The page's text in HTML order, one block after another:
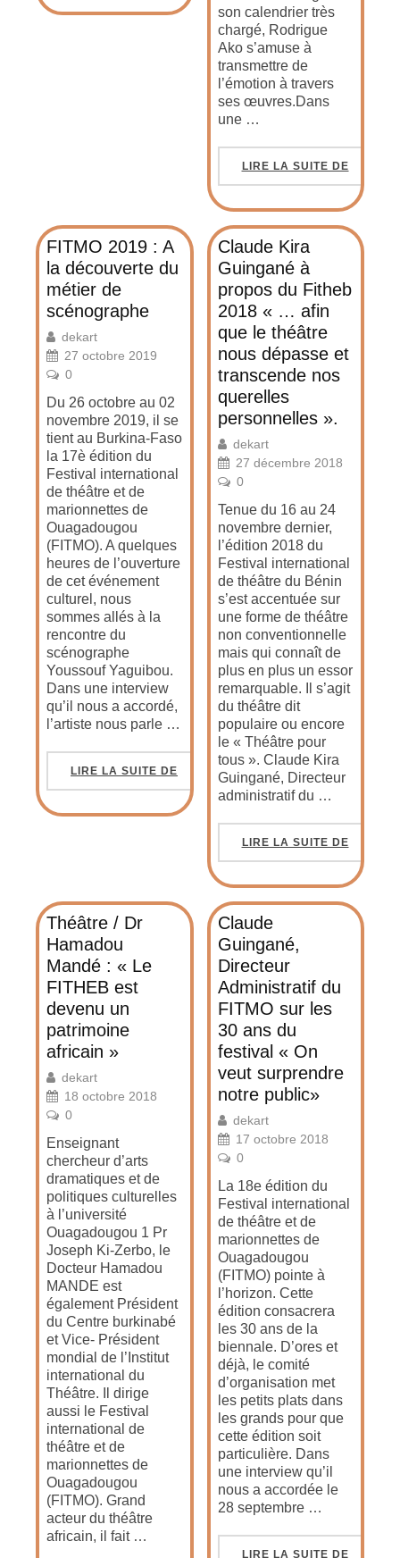
son calendrier très
chargé, Rodrigue
Ako s’amuse à
transmettre de
l’émotion à travers
ses œuvres.Dans
une …
LIRE LA SUITE DE
FITMO 2019 : A
la découverte du
métier de
scénographe
dekart
27 octobre 2019
0
Du 26 octobre au 02
novembre 2019, il se
tient au Burkina-Faso
la 17è édition du
Festival international
de théâtre et de
marionnettes de
Ouagadougou
(FITMO). A quelques
heures de l’ouverture
de cet événement
culturel, nous
sommes allés à la
rencontre du
scénographe
Youssouf Yaguibou.
Dans une interview
qu’il nous a accordé,
l’artiste nous parle …
LIRE LA SUITE DE
Claude Kira
Guingané à
propos du Fitheb
2018 « … afin
que le théâtre
nous dépasse et
transcende nos
querelles
personnelles ».
dekart
27 décembre 2018
0
Tenue du 16 au 24
novembre dernier,
l’édition 2018 du
Festival international
de théâtre du Bénin
s’est accentuée sur
une forme de théâtre
non conventionnelle
mais qui connaît de
plus en plus un essor
remarquable. Il s’agit
du théâtre dit
populaire ou encore
le « Théâtre pour
tous ». Claude Kira
Guingané, Directeur
administratif du …
LIRE LA SUITE DE
Théâtre / Dr
Hamadou
Mandé : « Le
FITHEB est
devenu un
patrimoine
africain »
dekart
18 octobre 2018
0
Enseignant
chercheur d’arts
dramatiques et de
politiques culturelles
à l’université
Ouagadougou 1 Pr
Joseph Ki-Zerbo, le
Docteur Hamadou
MANDE est
également Président
du Centre burkinabé
et Vice- Président
mondial de l’Institut
international du
Théâtre. Il dirige
aussi le Festival
international de
théâtre et de
marionnettes de
Ouagadougou
(FITMO). Grand
acteur du théâtre
africain, il fait …
Claude
Guingané,
Directeur
Administratif du
FITMO sur les
30 ans du
festival « On
veut surprendre
notre public»
dekart
17 octobre 2018
0
La 18e édition du
Festival international
de théâtre et de
marionnettes de
Ouagadougou
(FITMO) pointe à
l’horizon. Cette
édition consacrera
les 30 ans de la
biennale. D’ores et
déjà, le comité
d’organisation met
les petits plats dans
les grands pour que
cette édition soit
particulière. Dans
une interview qu’il
nous a accordée le
28 septembre …
LIRE LA SUITE DE